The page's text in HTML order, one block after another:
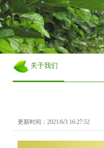
关于我们
更新时间：2021/6/3 16:27:52